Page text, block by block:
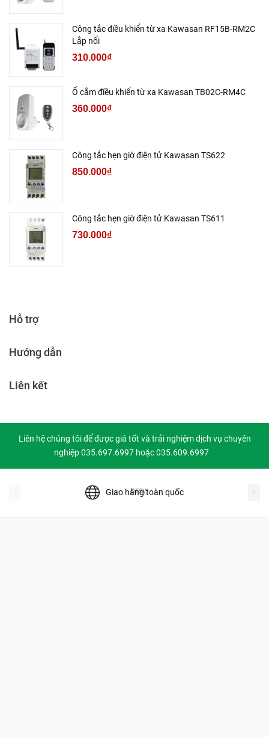
Công tắc điều khiển từ xa Kawasan RF15B-RM2C
Lắp nổi
310.000₫
Ổ cắm điều khiển từ xa Kawasan TB02C-RM4C
360.000₫
Công tắc hẹn giờ điện tử Kawasan TS622
850.000₫
Công tắc hẹn giờ điện tử Kawasan TS611
730.000₫
Hỗ trợ
Hướng dẫn
Liên kết
Liên hệ chúng tôi để được giá tốt và trải nghiệm dịch vụ chuyên
nghiệp 035.697.6997 hoặc 035.609.6997
Giao hàng toàn quốc
prev